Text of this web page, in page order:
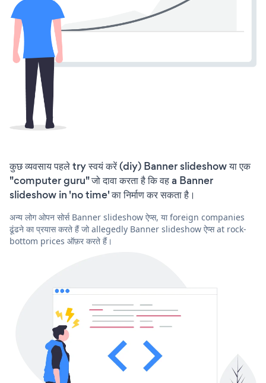
कुछ व्यवसाय पहले try स्वयं करें (diy) Banner slideshow या एक
"computer guru" जो दावा करता है कि वह a Banner
slideshow in 'no time' का निर्माण कर सकता है।
अन्य लोग ओपन सोर्स Banner slideshow ऐप्स, या foreign companies
ढूंढने का प्रयास करते हैं जो allegedly Banner slideshow ऐप्स at rock-
bottom prices ऑफ़र करते हैं।